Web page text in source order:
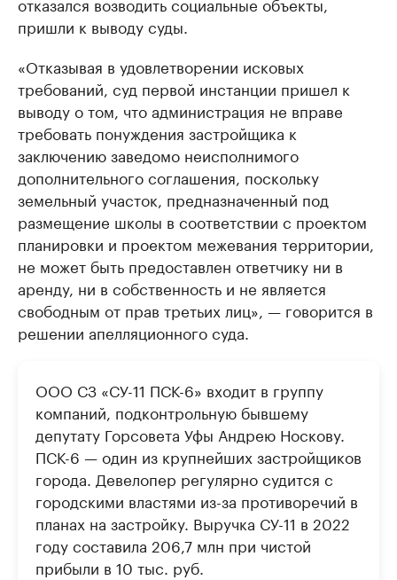
пришли к выводу суды.
«Отказывая в удовлетворении исковых
требований, суд первой инстанции пришел к
выводу о том, что администрация не вправе
требовать понуждения застройщика к
заключению заведомо неисполнимого
дополнительного соглашения, поскольку
земельный участок, предназначенный под
размещение школы в соответствии с проектом
планировки и проектом межевания территории,
не может быть предоставлен ответчику ни в
аренду, ни в собственность и не является
свободным от прав третьих лиц», — говорится в
решении апелляционного суда.
ООО СЗ «СУ-11 ПСК-6» входит в группу
компаний, подконтрольную бывшему
депутату Горсовета Уфы Андрею Носкову.
ПСК-6 — один из крупнейших застройщиков
города. Девелопер регулярно судится с
городскими властями из-за противоречий в
планах на застройку. Выручка СУ-11 в 2022
году составила 206,7 млн при чистой
прибыли в 10 тыс. руб.